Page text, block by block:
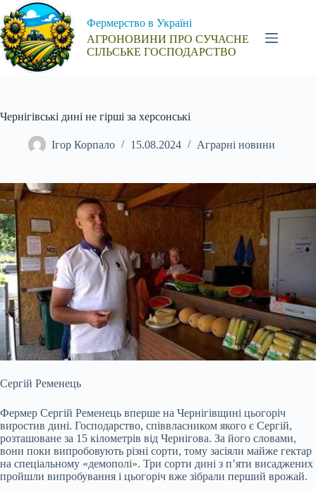
Перейти
до
вмісту
Фермерство в Україні
АГРОНОВИНИ ПРО СУЧАСНЕ
СІЛЬСЬКЕ ГОСПОДАРСТВО
Чернігівські дині не гірші за херсонські
Ігор Корпало 15.08.2024 Аграрні новини
Сергій Ременець
Фермер Сергій Ременець вперше на Чернігівщині цьогоріч
виростив дині. Господарство, співвласником якого є Сергій,
розташоване за 15 кілометрів від Чернігова. За його словами,
вони поки випробовують різні сорти, тому засіяли майже гектар
на спеціальному «демополі». Три сорти дині з п’яти висаджених
пройшли випробування і цьогоріч вже зібрали перший врожай.